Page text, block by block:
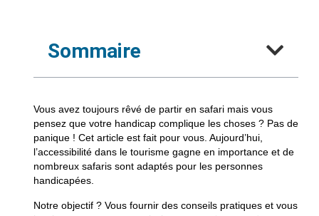
Sommaire
Vous avez toujours rêvé de partir en safari mais vous
pensez que votre handicap complique les choses ? Pas de
panique ! Cet article est fait pour vous. Aujourd’hui,
l’accessibilité dans le tourisme gagne en importance et de
nombreux safaris sont adaptés pour les personnes
handicapées.
Notre objectif ? Vous fournir des conseils pratiques et vous